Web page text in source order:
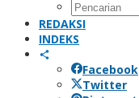
REDAKSI
INDEKS
Facebook
Twitter